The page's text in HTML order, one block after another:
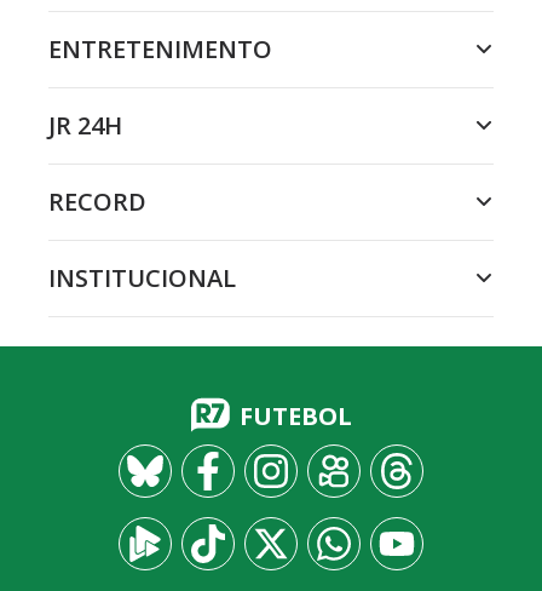
ENTRETENIMENTO
JR 24H
RECORD
INSTITUCIONAL
FUTEBOL